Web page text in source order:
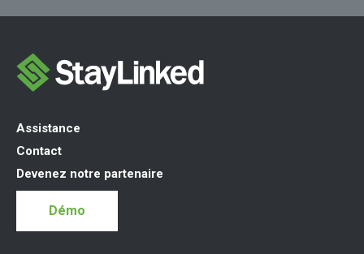
Assistance
Contact
Devenez notre partenaire
Démo